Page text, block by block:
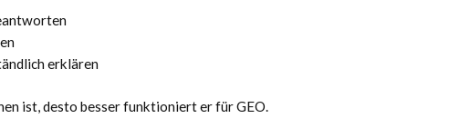
erklären
ist, desto besser funktioniert er für GEO.